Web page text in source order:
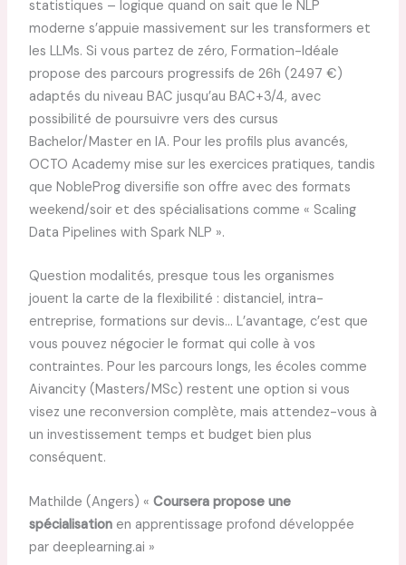
statistiques – logique quand on sait que le NLP
moderne s’appuie massivement sur les transformers et
les LLMs. Si vous partez de zéro, Formation-Idéale
propose des parcours progressifs de 26h (2497 €)
adaptés du niveau BAC jusqu’au BAC+3/4, avec
possibilité de poursuivre vers des cursus
Bachelor/Master en IA. Pour les profils plus avancés,
OCTO Academy mise sur les exercices pratiques, tandis
que NobleProg diversifie son offre avec des formats
weekend/soir et des spécialisations comme « Scaling
Data Pipelines with Spark NLP ».
Question modalités, presque tous les organismes
jouent la carte de la flexibilité : distanciel, intra-
entreprise, formations sur devis… L’avantage, c’est que
vous pouvez négocier le format qui colle à vos
contraintes. Pour les parcours longs, les écoles comme
Aivancity (Masters/MSc) restent une option si vous
visez une reconversion complète, mais attendez-vous à
un investissement temps et budget bien plus
conséquent.
Mathilde (Angers) « Coursera propose une
spécialisationen apprentissage profond développée
par deeplearning.ai »